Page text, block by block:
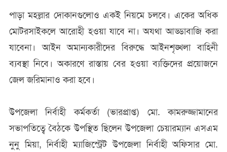
পাড়া মহল্লার দোকানগুলোও একই নিয়মে চলবে। একের অধিক
মোটরসাইকলে আরোহী হওয়া যাবে না। অযথা আড্ডাবাজি করা
যাবেনা। আইন অমান্যকারীদের বিরুদ্ধে আইনশৃঙ্খলা বাহিনী
ব্যবস্থা নিবে। অকারণে রাস্তায় বের হওয়া ব্যক্তিদের প্রয়োজনে
জেল জরিমানাও করা হবে।
উপজেলা নির্বাহী কর্মকর্তা (ভারপ্রাপ্ত) মো. কামরুজ্জামানের
সভাপতিত্বে বৈঠকে উপস্থিত ছিলেন উপজেলা চেয়ারম্যান এসএম
নুনু মিয়া, নির্বাহী ম্যাজিস্ট্রেট উপজেলা নির্বাহী অফিসার মো.